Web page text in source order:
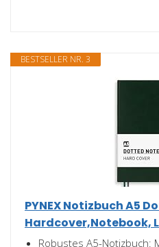
BESTSELLER NR. 3
PYNEX Notizbuch A5
Hardcover,Notebook,
Robustes A5-Notizbuch: